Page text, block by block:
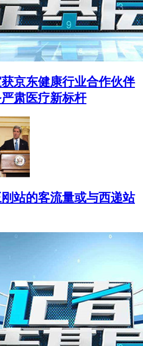
京东健康行业合作伙伴
肃医疗新标杆
站的客流量或与西递站